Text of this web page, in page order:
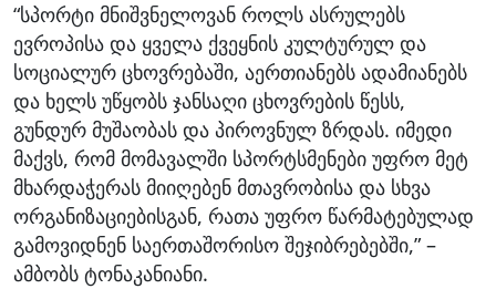
“სპორტი მნიშვნელოვან როლს ასრულებს
ევროპისა და ყველა ქვეყნის კულტურულ და
სოციალურ ცხოვრებაში, აერთიანებს ადამიანებს
და ხელს უწყობს ჯანსაღი ცხოვრების წესს,
გუნდურ მუშაობას და პიროვნულ ზრდას. იმედი
მაქვს, რომ მომავალში სპორტსმენები უფრო მეტ
მხარდაჭერას მიიღებენ მთავრობისა და სხვა
ორგანიზაციებისგან, რათა უფრო წარმატებულად
გამოვიდნენ საერთაშორისო შეჯიბრებებში,” –
ამბობს ტონაკანიანი.